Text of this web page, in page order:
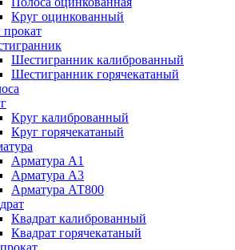
Круг оцинкованный
Шестигранник калиброванный
Шестигранник горячекатаный
Круг калиброванный
Круг горячекатаный
Арматура А1
Арматура А3
Арматура АТ800
Квадрат калиброванный
Квадрат горячекатаный